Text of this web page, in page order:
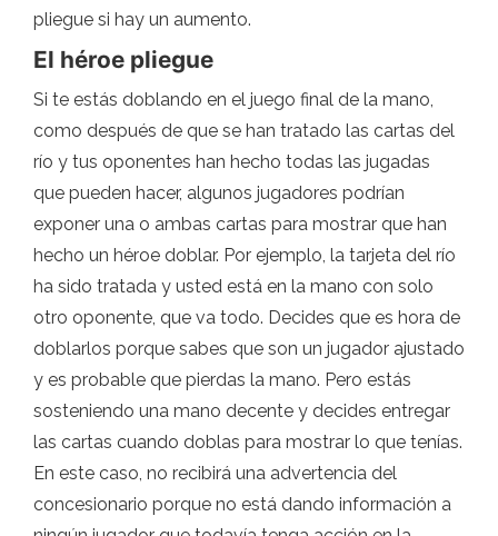
pliegue si hay un aumento.
El héroe pliegue
Si te estás doblando en el juego final de la mano,
como después de que se han tratado las cartas del
río y tus oponentes han hecho todas las jugadas
que pueden hacer, algunos jugadores podrían
exponer una o ambas cartas para mostrar que han
hecho un héroe doblar. Por ejemplo, la tarjeta del río
ha sido tratada y usted está en la mano con solo
otro oponente, que va todo. Decides que es hora de
doblarlos porque sabes que son un jugador ajustado
y es probable que pierdas la mano. Pero estás
sosteniendo una mano decente y decides entregar
las cartas cuando doblas para mostrar lo que tenías.
En este caso, no recibirá una advertencia del
concesionario porque no está dando información a